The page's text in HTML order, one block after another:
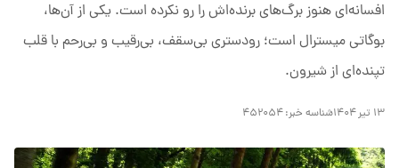
افسانه‌ای هنوز برگ‌های برنده‌اش را رو نکرده است. یکی از آن‌ها،
بوگاتی میسترال است؛ رودستری بی‌سقف، بی‌رقیب و بی‌رحم با قلب
تپنده‌ای از شیرون.
۱۳ تیر ۱۴۰۴ شناسه خبر:۴۵۲۰۵۴